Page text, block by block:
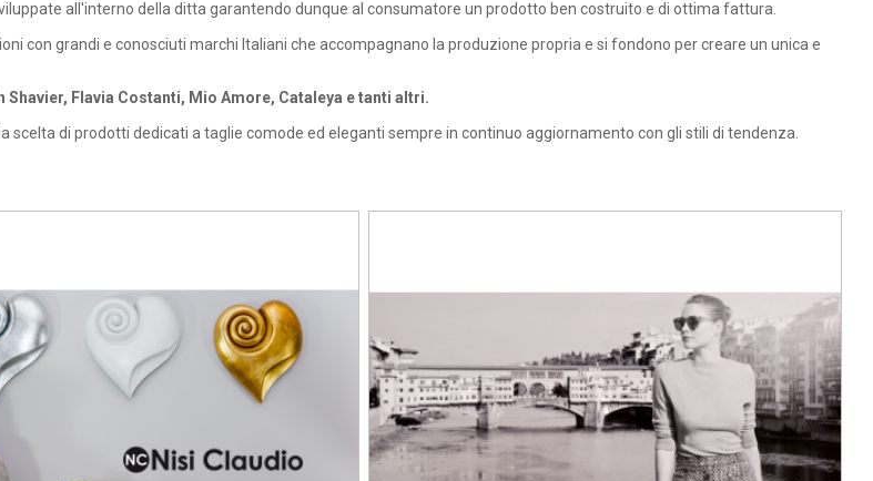
all'interno della ditta garantendo dunque al consumatore un prodotto ben costruito e di ottima fattura.
con grandi e conosciuti marchi Italiani che accompagnano la produzione propria e si fondono per creare un unica e
Shavier, Flavia Costanti, Mio Amore, Cataleya e tanti altri.
di prodotti dedicati a taglie comode ed eleganti sempre in continuo aggiornamento con gli stili di tendenza.